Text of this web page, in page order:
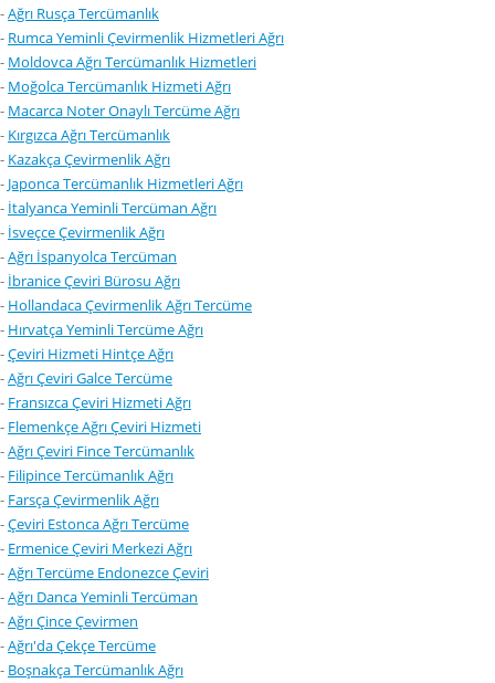
-Ağrı Rusça Tercümanlık
- Rumca Yeminli Çevirmenlik Hizmetleri Ağrı
- Moldovca Ağrı Tercümanlık Hizmetleri
- Moğolca Tercümanlık Hizmeti Ağrı
- Macarca Noter Onaylı Tercüme Ağrı
- Kırgızca Ağrı Tercümanlık
- Kazakça Çevirmenlik Ağrı
- Japonca Tercümanlık Hizmetleri Ağrı
- İtalyanca Yeminli Tercüman Ağrı
- İsveçce Çevirmenlik Ağrı
-Ağrı İspanyolca Tercüman
- İbranice Çeviri Bürosu Ağrı
- Hollandaca Çevirmenlik Ağrı Tercüme
- Hırvatça Yeminli Tercüme Ağrı
-Çeviri Hizmeti Hintçe Ağrı
-Ağrı Çeviri Galce Tercüme
- Fransızca Çeviri Hizmeti Ağrı
- Flemenkçe Ağrı Çeviri Hizmeti
-Ağrı Çeviri Fince Tercümanlık
- Filipince Tercümanlık Ağrı
- Farsça Çevirmenlik Ağrı
-Çeviri Estonca Ağrı Tercüme
- Ermenice Çeviri Merkezi Ağrı
-Ağrı Tercüme Endonezce Çeviri
-Ağrı Danca Yeminli Tercüman
-Ağrı Çince Çevirmen
-Ağrı'da Çekçe Tercüme
- Boşnakça Tercümanlık Ağrı